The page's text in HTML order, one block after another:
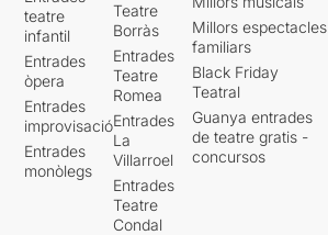
teatre
infantil
Entrades
òpera
Entrades
improvisació
Entrades
monòlegs
Teatre
Borràs
Entrades
Teatre
Romea
Entrades
La
Villarroel
Entrades
Teatre
Condal
Millors espectacles
familiars
Black Friday
Teatral
Guanya entrades
de teatre gratis -
concursos